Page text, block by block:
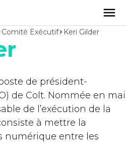
Comité Exécutif Keri Gilder
de président-
de Colt. Nommée en mai
de l’exécution de la
à mettre la
numérique entre les